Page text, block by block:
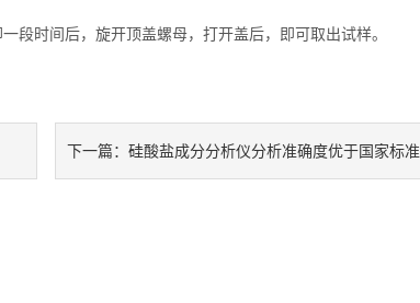
时间后，旋开顶盖螺母，打开盖后，即可取出试样。
下一篇：硅酸盐成分分析仪分析准确度优于国家标准